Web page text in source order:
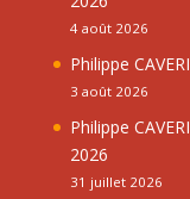
4 août 2026
Philippe
3 août 2026
Philippe
2026
31 juillet 2026